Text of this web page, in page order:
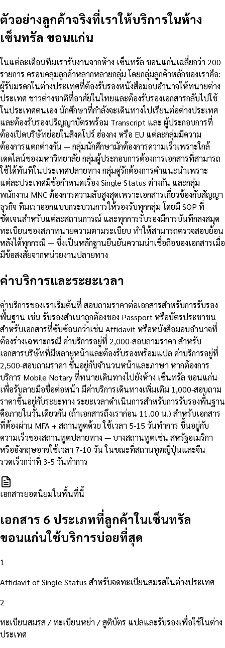
ตัวอย่างลูกค้าจริงที่เราให้บริการในห้าง
เซ็นทรัล ขอนแก่น
ในแต่ละเดือนทีมเรารับงานจากห้าง เซ็นทรัล ขอนแก่นเฉลี่ยกว่า 200
รายการ ครอบคลุมลูกค้าหลากหลายกลุ่ม โดยกลุ่มลูกค้าหลักของเราคือ:
ผู้รับมรดกในต่างประเทศที่ต้องรับรองหนังสือมอบอำนาจให้ทนายต่าง
ประเทศ ชาวต่างชาติที่อาศัยในไทยและต้องรับรองเอกสารกลับไปใช้
ในประเทศตนเอง นักศึกษาที่กำลังจะเดินทางไปเรียนต่อต่างประเทศ
และต้องรับรองปริญญาบัตรพร้อม Transcript และ ผู้ประกอบการที่
ต้องเปิดบริษัทย่อยในสิงคโปร์ ฮ่องกง หรือ EU แต่ละกลุ่มมีความ
ต้องการแตกต่างกัน — กลุ่มนักศึกษามักต้องการความเร็วเพราะใกล้
เดดไลน์ของมหาวิทยาลัย กลุ่มผู้ประกอบการต้องการเอกสารที่สามารถ
ใช้ได้ทันทีในประเทศปลายทาง กลุ่มคู่รักต้องการคำแนะนำเพราะ
แต่ละประเทศมีข้อกำหนดเรื่อง Single Status ต่างกัน และกลุ่ม
พนักงาน MNC ต้องการความลับสูงสุดเพราะเอกสารเกี่ยวข้องกับสัญญา
ธุรกิจ ทีมเราออกแบบกระบวนการให้รองรับทุกกลุ่ม โดยมี SOP ที่
ชัดเจนสำหรับแต่ละสถานการณ์ และทุกการรับรองมีการบันทึกลงสมุด
ทะเบียนของสภาทนายความตามระเบียบ ทำให้สามารถตรวจสอบย้อน
หลังได้ทุกกรณี — ซึ่งเป็นหลักฐานยืนยันความน่าเชื่อถือของเอกสารเมื่อ
มีข้อสงสัยจากหน่วยงานปลายทาง
ค่าบริการและระยะเวลา
ค่าบริการของเราเริ่มต้นที่ สอบถามราคาต่อเอกสารสำหรับการรับรอง
พื้นฐาน เช่น รับรองสำเนาถูกต้องของ Passport หรือบัตรประชาชน
สำหรับเอกสารที่ซับซ้อนกว่าเช่น Affidavit หรือหนังสือมอบอำนาจที่
ต้องร่างเฉพาะกรณี ค่าบริการอยู่ที่ 2,000-สอบถามราคา สำหรับ
เอกสารบริษัทที่มีหลายหน้าและต้องรับรองพร้อมแปล ค่าบริการอยู่ที่
2,500-สอบถามราคา ขึ้นอยู่กับจำนวนหน้าและภาษา หากต้องการ
บริการ Mobile Notary ที่ทนายเดินทางไปยังห้าง เซ็นทรัล ขอนแก่น
เพื่อรับลายมือชื่อต่อหน้า มีค่าบริการเดินทางเพิ่มเติม 1,000-สอบถาม
ราคาขึ้นอยู่กับระยะทาง ระยะเวลาดำเนินการสำหรับการรับรองพื้นฐาน
คือภายในวันเดียวกัน (ถ้าเอกสารถึงเราก่อน 11.00 น.) สำหรับเอกสาร
ที่ต้องผ่าน MFA + สถานทูตด้วย ใช้เวลา 5-15 วันทำการ ขึ้นอยู่กับ
ความเร็วของสถานทูตปลายทาง — บางสถานทูตเช่น สหรัฐอเมริกา
หรืออังกฤษอาจใช้เวลา 7-10 วัน ในขณะที่สถานทูตญี่ปุ่นและจีน
รวดเร็วกว่าที่ 3-5 วันทำการ
เอกสารยอดนิยมในพื้นที่นี้
เอกสาร 6 ประเภทที่ลูกค้าในเซ็นทรัล
ขอนแก่นใช้บริการบ่อยที่สุด
1
Affidavit of Single Status สำหรับจดทะเบียนสมรสในต่างประเทศ
2
ทะเบียนสมรส / ทะเบียนหย่า / สูติบัตร แปลและรับรองเพื่อใช้ในต่าง
ประเทศ